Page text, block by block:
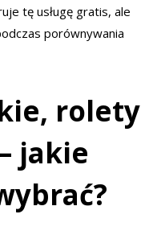
tę usługę gratis, ale
porównywania
rolety
jakie